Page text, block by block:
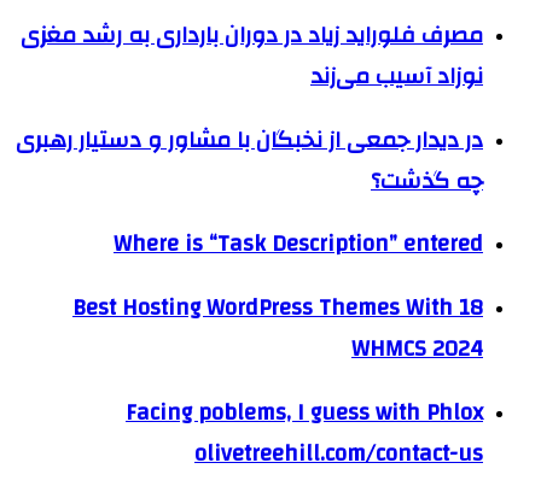
مصرف فلوراید زیاد در دوران بارداری به رشد مغزی
نوزاد آسیب می‌زند
در دیدار جمعی از نخبگان با مشاور و دستیار رهبری
چه گذشت؟
Where is “Task Description” entered
18 Best Hosting WordPress Themes With
WHMCS 2024
Facing poblems, I guess with Phlox
olivetreehill.com/contact-us